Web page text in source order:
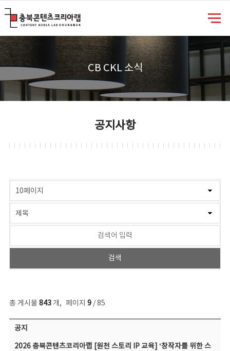
CB CKL 소식
공지사항
총 게시물 843개, 페이지 9/ 85
공지사항 목록 - 번호, 제목, 작성자, 파일, 조회수, 작성일 정보 제공
공지
2026 충북콘텐츠코리아랩 [원천 스토리 IP 교육] ‘창작자를 위한 스